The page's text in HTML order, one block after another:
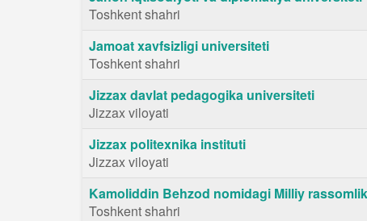
Toshkent shahri
Jamoat xavfsizligi universiteti
Toshkent shahri
Jizzax davlat pedagogika universiteti
Jizzax viloyati
Jizzax politexnika instituti
Jizzax viloyati
Kamoliddin Behzod nomidagi Milliy
Toshkent shahri